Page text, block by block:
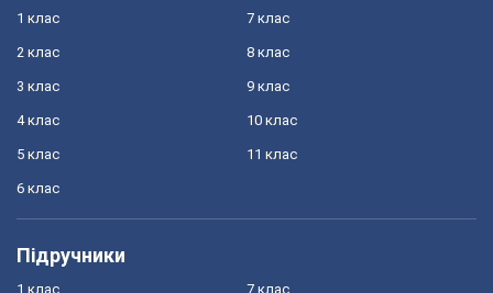
1 клас
2 клас
3 клас
4 клас
5 клас
6 клас
7 клас
8 клас
9 клас
10 клас
11 клас
Підручники
1 клас 7 клас